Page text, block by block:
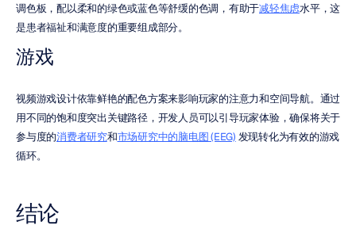
调色板，配以柔和的绿色或蓝色等舒缓的色调，有助于减轻焦虑水平，这
是患者福祉和满意度的重要组成部分。
游戏
视频游戏设计依靠鲜艳的配色方案来影响玩家的注意力和空间导航。通过
用不同的饱和度突出关键路径，开发人员可以引导玩家体验，确保将关于
参与度的消费者研究和市场研究中的脑电图 (EEG) 发现转化为有效的游戏
循环。
结论